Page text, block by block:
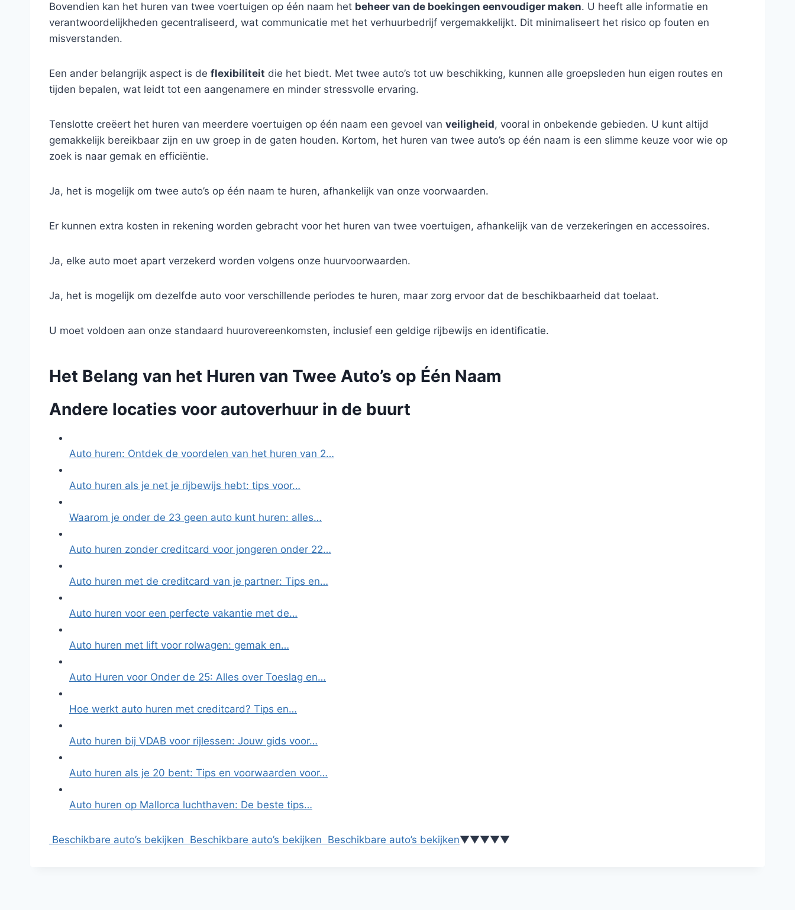
Bovendien kan het huren van twee voertuigen op één naam het beheer van de boekingen eenvoudiger maken. U heeft alle informatie en
verantwoordelijkheden gecentraliseerd, wat communicatie met het verhuurbedrijf vergemakkelijkt. Dit minimaliseert het risico op fouten en
misverstanden.
Een ander belangrijk aspect is de flexibiliteit die het biedt. Met twee auto’s tot uw beschikking, kunnen alle groepsleden hun eigen routes en
tijden bepalen, wat leidt tot een aangenamere en minder stressvolle ervaring.
Tenslotte creëert het huren van meerdere voertuigen op één naam een gevoel van veiligheid, vooral in onbekende gebieden. U kunt altijd
gemakkelijk bereikbaar zijn en uw groep in de gaten houden. Kortom, het huren van twee auto’s op één naam is een slimme keuze voor wie op
zoek is naar gemak en efficiëntie.
Ja, het is mogelijk om twee auto’s op één naam te huren, afhankelijk van onze voorwaarden.
Er kunnen extra kosten in rekening worden gebracht voor het huren van twee voertuigen, afhankelijk van de verzekeringen en accessoires.
Ja, elke auto moet apart verzekerd worden volgens onze huurvoorwaarden.
Ja, het is mogelijk om dezelfde auto voor verschillende periodes te huren, maar zorg ervoor dat de beschikbaarheid dat toelaat.
U moet voldoen aan onze standaard huurovereenkomsten, inclusief een geldige rijbewijs en identificatie.
Het Belang van het Huren van Twee Auto’s op Één Naam
Andere locaties voor autoverhuur in de buurt
Auto huren: Ontdek de voordelen van het huren van 2…
Auto huren als je net je rijbewijs hebt: tips voor…
Waarom je onder de 23 geen auto kunt huren: alles…
Auto huren zonder creditcard voor jongeren onder 22…
Auto huren met de creditcard van je partner: Tips en…
Auto huren voor een perfecte vakantie met de…
Auto huren met lift voor rolwagen: gemak en…
Auto Huren voor Onder de 25: Alles over Toeslag en…
Hoe werkt auto huren met creditcard? Tips en…
Auto huren bij VDAB voor rijlessen: Jouw gids voor…
Auto huren als je 20 bent: Tips en voorwaarden voor…
Auto huren op Mallorca luchthaven: De beste tips…
Beschikbare auto’s bekijken Beschikbare auto’s bekijken Beschikbare auto’s bekijken▼▼▼▼▼